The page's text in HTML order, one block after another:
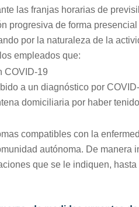
las franjas horarias de
progresiva de forma
por la naturaleza de la
empleados que:
COVID-19
a un diagnóstico por
domiciliaria por haber
compatibles con la
autónoma. De manera
que se le indiquen,